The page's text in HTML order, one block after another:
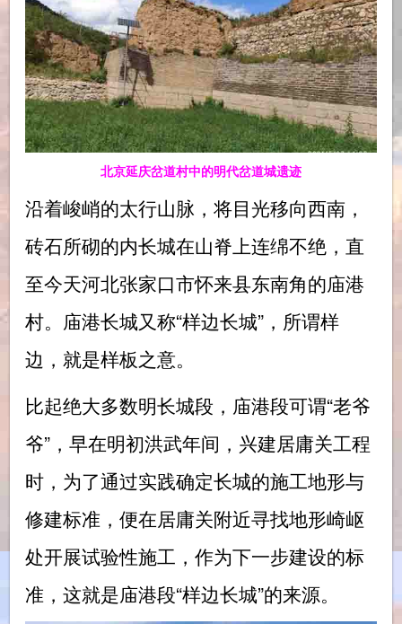
北京延庆岔道村中的明代岔道城遗迹
沿着峻峭的太行山脉，将目光移向西南，
砖石所砌的内长城在山脊上连绵不绝，直
至今天河北张家口市怀来县东南角的庙港
村。庙港长城又称“样边长城”，所谓样
边，就是样板之意。
比起绝大多数明长城段，庙港段可谓“老爷
爷”，早在明初洪武年间，兴建居庸关工程
时，为了通过实践确定长城的施工地形与
修建标准，便在居庸关附近寻找地形崎岖
处开展试验性施工，作为下一步建设的标
准，这就是庙港段“样边长城”的来源。